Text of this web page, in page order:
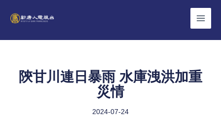
陝甘川連日暴雨 水庫洩洪加重
災情
2024-07-24